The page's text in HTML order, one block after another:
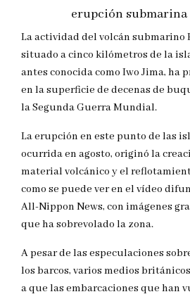
erupción submarina
La actividad del volcán submarino
situado a cinco kilómetros de la
antes conocida como Iwo Jima, ha
en la superficie de decenas de
la Segunda Guerra Mundial.
La erupción en este punto de las
ocurrida en agosto, originó la
material volcánico y el
como se puede ver en el vídeo
All-Nippon News, con imágenes
que ha sobrevolado la zona.
A pesar de las especulaciones
los barcos, varios medios
a que las embarcaciones que han